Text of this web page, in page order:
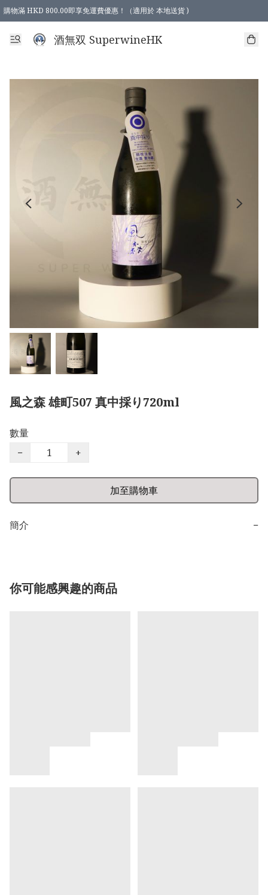
購物滿 HKD 800.00即享免運費優惠！（適用於 本地送貨 )
酒無双 SuperwineHK
風之森 雄町507 真中採り720ml
數量
−
+
加至購物車
簡介 −
你可能感興趣的商品